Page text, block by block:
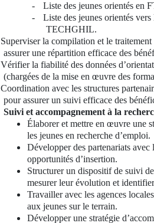
-
Liste des jeunes orientés en
-
Liste des jeunes orientés
TECHGHIL.
Superviser la compilation et le
assurer une répartition efficace des
Vérifier la fiabilité des données
(chargées de la mise en œuvre des
Coordination avec les structures
pour assurer un suivi efficace des
Suivi et accompagnement à la
Élaborer et mettre en œuvre une
les jeunes en recherche d’emploi.
Développer des partenariats
opportunités d’insertion.
Structurer un dispositif de suivi
mesurer leur évolution et
Travailler avec les agences
aux jeunes sur le terrain.
Développer une stratégie